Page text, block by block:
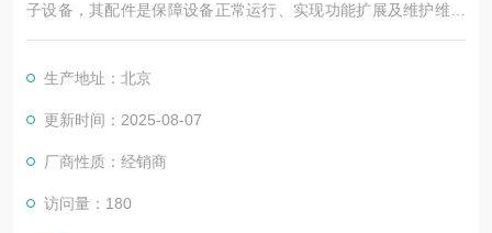
子设备，其配件是保障设备正常运行、实现功能扩展及维护维修
的重要组成部分。这些配件种类繁多，涵盖了功率变换、控制、
生产地址：北京
更新时间：2025-08-07
厂商性质：经销商
访问量：180